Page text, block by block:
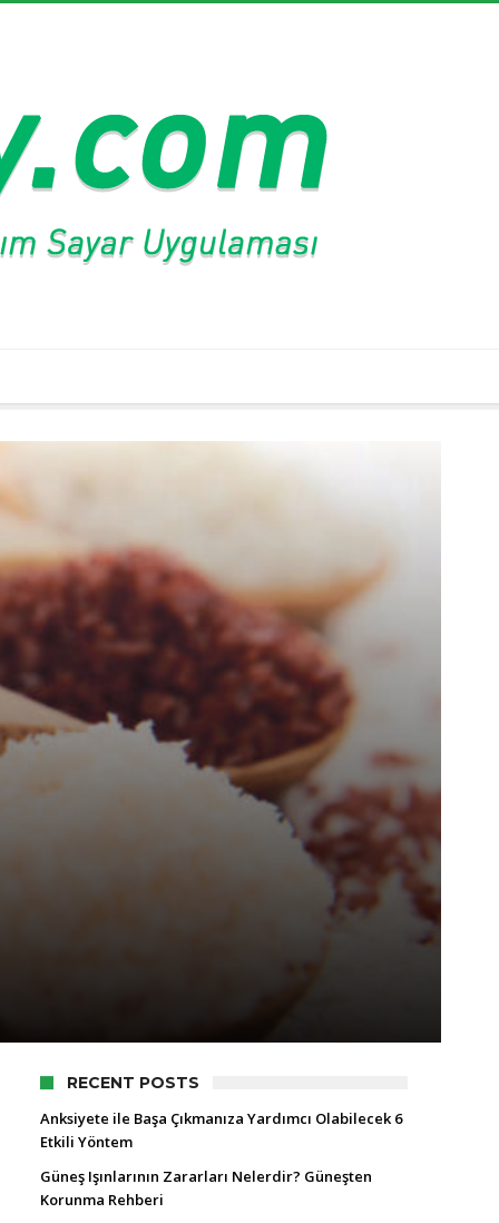
RECENT POSTS
Anksiyete ile Başa Çıkmanıza Yardımcı Olabilecek 6
Etkili Yöntem
Güneş Işınlarının Zararları Nelerdir? Güneşten
Korunma Rehberi